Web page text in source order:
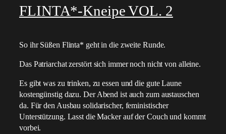
FLINTA*-Kneipe VOL. 2
So ihr Süßen Flinta* geht in die zweite Runde.
Das Patriarchat zerstört sich immer noch nicht von alleine.
Es gibt was zu trinken, zu essen und die gute Laune
kostengünstig dazu. Der Abend ist auch zum austauschen
da. Für den Ausbau solidarischer, feministischer
Unterstützung. Lasst die Macker auf der Couch und kommt
vorbei.